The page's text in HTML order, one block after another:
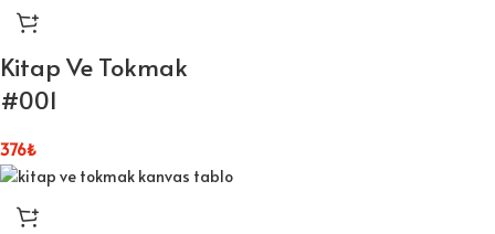
Kitap Ve Tokmak
#001
376₺